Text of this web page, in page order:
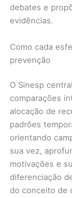
debates e
evidências.
Como cada
prevenção
O Sinesp
comparações
alocação de
padrões
orientando
sua vez,
motivações e
diferenciação
do conceito de